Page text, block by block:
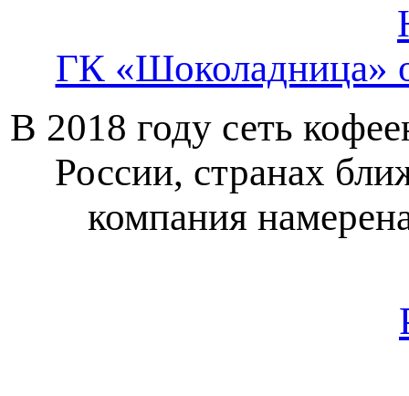
ГК «Шоколадница»
В 2018 году сеть
России, странах
компания